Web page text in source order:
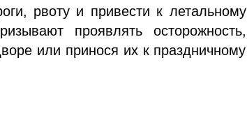
рвоту и привести к летальному
проявлять осторожность,
или принося их к праздничному